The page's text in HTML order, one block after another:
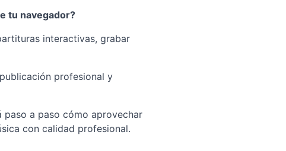
tu navegador?
interactivas, grabar
profesional y
a paso cómo aprovechar
con calidad profesional.